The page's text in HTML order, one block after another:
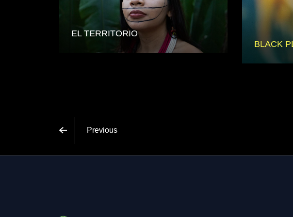
EL TERRITORIO
BLACK
Previous